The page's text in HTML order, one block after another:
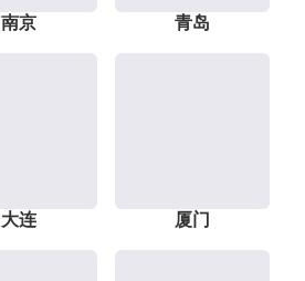
南京 青岛
大连 厦门